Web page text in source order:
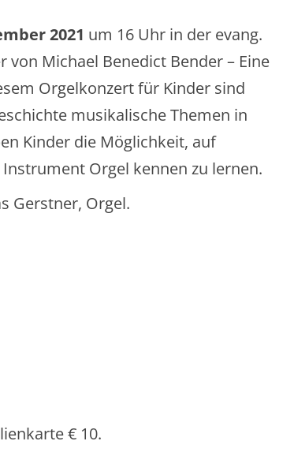
2021 um 16 Uhr in der evang.
Michael Benedict Bender – Eine
Orgelkonzert für Kinder sind
musikalische Themen in
Kinder die Möglichkeit, auf
Orgel kennen zu lernen.
Gerstner, Orgel.
€ 10.